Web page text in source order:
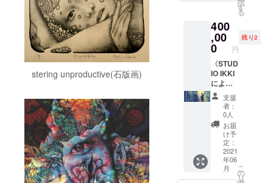
stering unproductive(石版画)
の総数
ます)。
作品サ
イズは
約
40cm×
40cm
で、額
装され
たサイ
ズは約
50cm×
50cm
です。
（6月頃
配送予
定で
す）※画
メージ
絵を魲
ムラマ
リ首が
描くと
いう、
それぞ
れが世
界に一
つのも
のとな
る作品
です。
作品サ
イズは
20cm×
20cm
す
る
400
,00
0 円
残り2
〈STUD
IO IKKI
による
オリジ
ナル映
像撮影
券〉
STUDIO
IKKIが
「魲ム
ラマリ
首園」
の会場
支援
者：
0人
お届
け予
定：
2021
年06
月
こ
の
リ